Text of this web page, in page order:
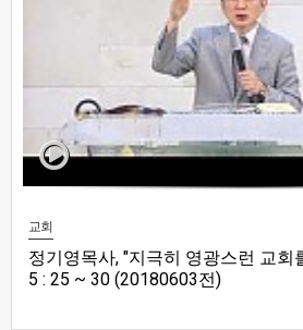
교회
정기영목사, "지극히 영광스런 교
5 : 25 ~ 30 (20180603전)